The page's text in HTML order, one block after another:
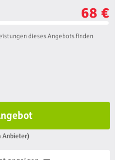
68 €
dieses Angebots finden
Anbieter)